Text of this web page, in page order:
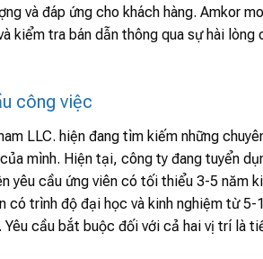
và đáp ứng cho khách hàng. Amkor
kiểm tra bán dẫn thông qua sự hài lòng
công việc
LLC. hiện đang tìm kiếm những
mình. Hiện tại, công ty đang tuyển
yêu cầu ứng viên có tối thiểu 3-5 năm
có trình độ đại học và kinh nghiệm từ
cầu bắt buộc đối với cả hai vị trí là